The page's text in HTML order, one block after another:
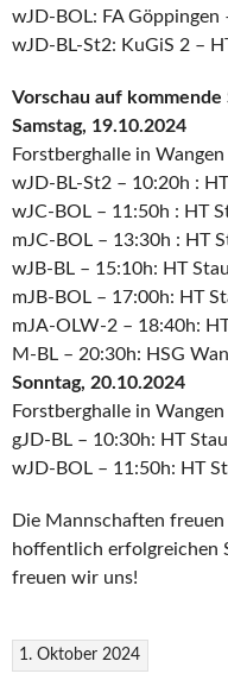
wJD-BOL: FA Göppingen
wJD-BL-St2: KuGiS 2 –
Vorschau auf kommende
Samstag, 19.10.2024
Forstberghalle in Wangen
wJD-BL-St2 – 10:20h :
wJC-BOL – 11:50h : HT
mJC-BOL – 13:30h : HT
wJB-BL – 15:10h: HT
mJB-BOL – 17:00h: HT
mJA-OLW-2 – 18:40h:
M-BL – 20:30h: HSG
Sonntag, 20.10.2024
Forstberghalle in Wangen
gJD-BL – 10:30h: HT
wJD-BOL – 11:50h: HT
Die Mannschaften
hoffentlich erfolgreichen
freuen wir uns!
1. Oktober 2024